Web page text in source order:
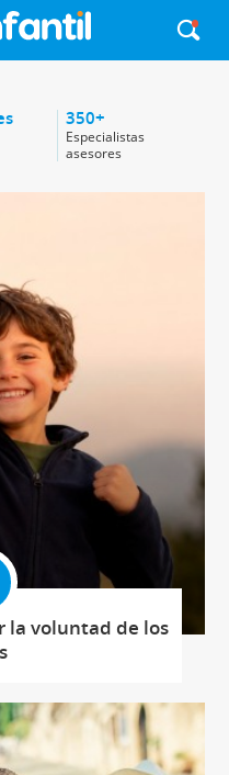
350+
Especialistas
asesores
la voluntad de los